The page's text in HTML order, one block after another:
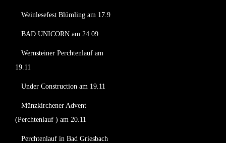
Weinlesefest Blümling am 17.9
BAD UNICORN am 24.09
Wernsteiner Perchtenlauf am
19.11
Under Construction am 19.11
Münzkirchener Advent
(Perchtenlauf ) am 20.11
Perchtenlauf in Bad Griesbach